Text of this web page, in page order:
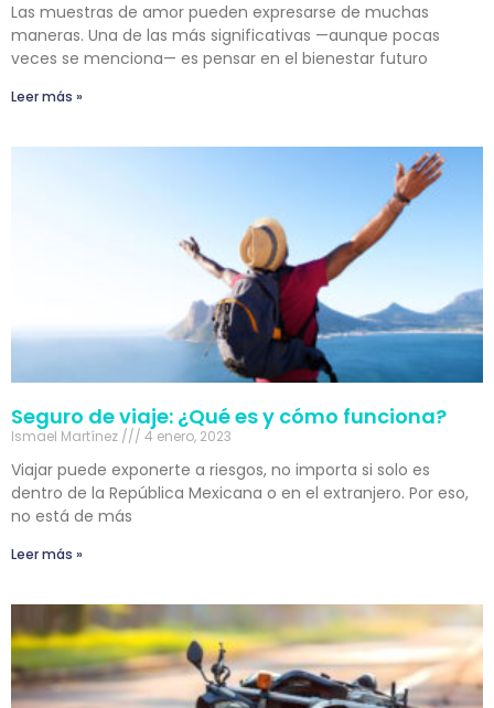
Las muestras de amor pueden expresarse de muchas
maneras. Una de las más significativas —aunque pocas
veces se menciona— es pensar en el bienestar futuro
Leer más »
Seguro de viaje: ¿Qué es y cómo funciona?
Ismael Martínez 4 enero, 2023
Viajar puede exponerte a riesgos, no importa si solo es
dentro de la República Mexicana o en el extranjero. Por eso,
no está de más
Leer más »